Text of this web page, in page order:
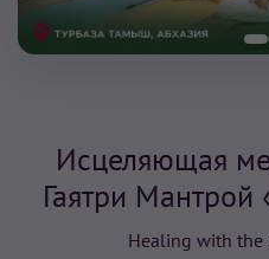
Исцеляющая
Гаятри
Healing with the